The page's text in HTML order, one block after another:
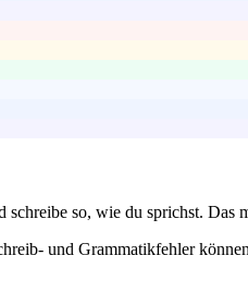
so, wie du sprichst. Das
und Grammatikfehler